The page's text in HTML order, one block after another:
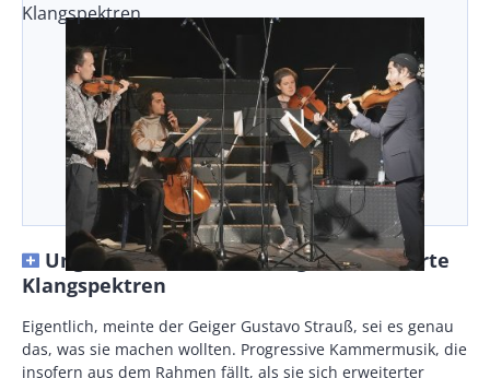
Klangspektren
Ungewöhnliche Besetzungen, erweiterte
Klangspektren
Body
Eigentlich, meinte der Geiger Gustavo Strauß, sei es genau
das, was sie machen wollten. Progressive Kammermusik, die
insofern aus dem Rahmen fällt, als sie sich erweiterter